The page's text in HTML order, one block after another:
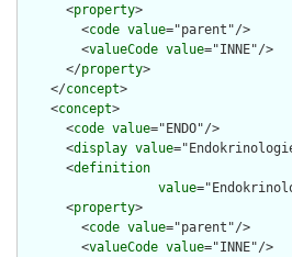
      <
property>
        <
code value="parent"/>
        <
valueCode value="INNE"/>
      </
property>
    </
concept>
    <
concept>
      <
code value="ENDO"/>
      <
display value
      <
definition
value
      <
property>
        <
code value="parent"/>
        <
valueCode value="INNE"/>